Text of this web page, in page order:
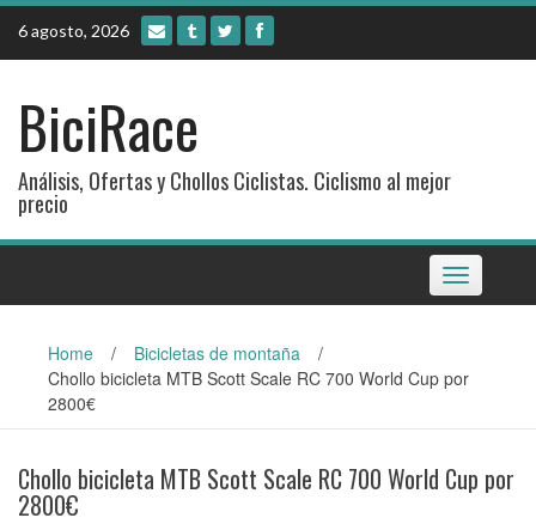
Skip
content
6 agosto, 2026
BiciRace
Análisis, Ofertas y Chollos Ciclistas. Ciclismo al mejor
precio
Toggle
navigation
Home / Bicicletas de montaña
/
Chollo bicicleta MTB Scott Scale RC 700 World Cup por
2800€
Chollo bicicleta MTB Scott Scale RC 700 World Cup por
2800€